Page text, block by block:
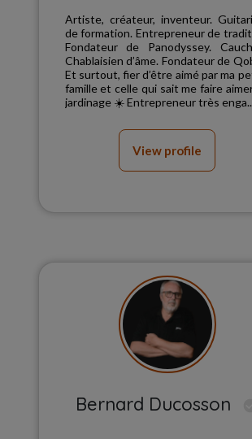
Artiste, créateur, inventeur.
de formation. Entrepreneur de
Fondateur de Panodyssey.
Chablaisien d’âme. Fondateur de
Et surtout, fier d’être aimé par ma
famille et celle qui sait me faire
jardinage ☀️ Entrepreneur très
View profile
Bernard Ducosson